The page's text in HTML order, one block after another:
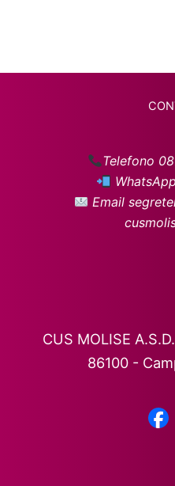
Telefono
Email
CUS MOLISE
86100 -